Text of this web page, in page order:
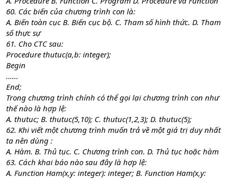
60. Các biến của chương trình con là:
A. Biến toàn cục B. Biến cục bộ. C. Tham số hình thức. D. Tham
số thực sự
61. Cho CTC sau:
Procedure thutuc(a,b: integer);
Begin
......
End;
Trong chương trình chính có thể gọi lại chương trình con như
thế nào là hợp lệ:
A. thutuc; B. thutuc(5,10); C. thutuc(1,2,3); D. thutuc(5);
62. Khi viết một chương trình muốn trả về một giá trị duy nhất
ta nên dùng :
A. Hàm. B. Thủ tục. C. Chương trình con. D. Thủ tục hoặc hàm
63. Cách khai báo nào sau đây là hợp lệ:
A. Function Ham(x,y: integer): integer; B. Function Ham(x,y: